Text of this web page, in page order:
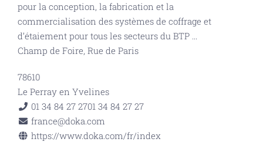
pour la conception, la fabrication et la
commercialisation des systèmes de coffrage et
d’étaiement pour tous les secteurs du BTP ...
Champ de Foire, Rue de Paris
78610
Le Perray en Yvelines
01 34 84 27 2701 34 84 27 27
france@doka.com
https://www.doka.com/fr/index